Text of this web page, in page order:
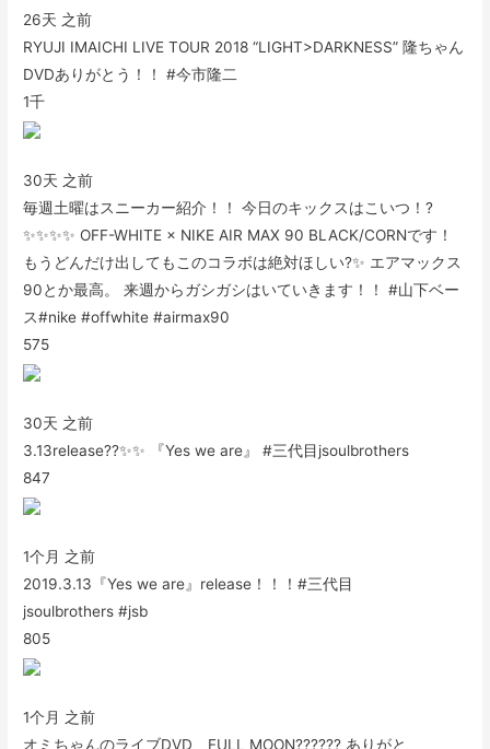
26天 之前
RYUJI IMAICHI LIVE TOUR 2018 “LIGHT>DARKNESS” 隆ちゃん
DVDありがとう！！ #今市隆二
1千
30天 之前
毎週土曜はスニーカー紹介！！ 今日のキックスはこいつ！?
✨✨✨✨ OFF-WHITE × NIKE AIR MAX 90 BLACK/CORNです！
もうどんだけ出してもこのコラボは絶対ほしい?✨ エアマックス
90とか最高。 来週からガシガシはいていきます！！ #山下ベー
ス#nike #offwhite #airmax90
575
30天 之前
3.13release??✨✨ 『Yes we are』 #三代目jsoulbrothers
847
1个月 之前
2019.3.13『Yes we are』release！！！#三代目
jsoulbrothers #jsb
805
1个月 之前
オミちゃんのライブDVD、FULL MOON?????? ありがと